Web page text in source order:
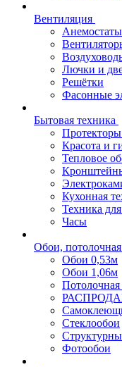
Вентиляция
Лючки и
Решётки
Фасонные
Бытовая техника
Красота и
Тепловое
Кухонная
Техника
Часы
Обои,
Обои 0,53м
Обои 1,06м
Потолочная
Стеклообои
Фотообои